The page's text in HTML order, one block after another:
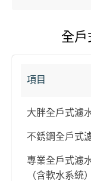
全戶
項目
大胖全戶式濾
不銹鋼全戶式
專業全戶式濾
（含軟水系統）